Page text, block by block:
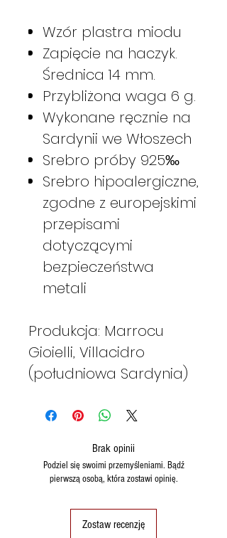
Wzór plastra miodu
Zapięcie na haczyk.
Średnica 14 mm.
Przybliżona waga 6 g.
Wykonane ręcznie na
Sardynii we Włoszech
Srebro próby 925‰
Srebro hipoalergiczne,
zgodne z europejskimi
przepisami
dotyczącymi
bezpieczeństwa
metali
Produkcja: Marrocu
Gioielli, Villacidro
(południowa Sardynia)
Brak opinii
Podziel się swoimi przemyśleniami. Bądź
pierwszą osobą, która zostawi opinię.
Zostaw recenzję